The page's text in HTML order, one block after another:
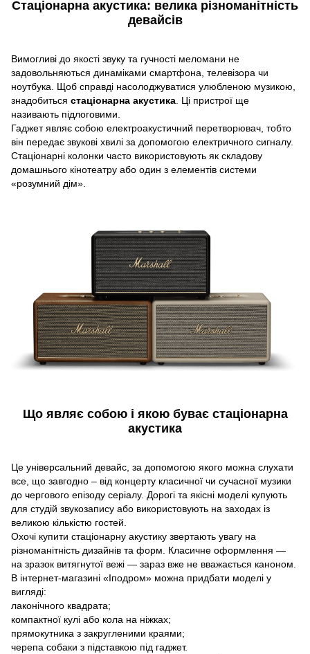
Стаціонарна акустика: велика різноманітність
девайсів
Вимогливі до якості звуку та гучності меломани не
задовольняються динаміками смартфона, телевізора чи
ноутбука. Щоб справді насолоджуватися улюбленою музикою,
знадобиться стаціонарна акустика. Ці пристрої ще
називають підлоговими.
Гаджет являє собою електроакустичний перетворювач, тобто
він передає звукові хвилі за допомогою електричного сигналу.
Стаціонарні колонки часто використовують як складову
домашнього кінотеатру або один з елементів системи
«розумний дім».
Що являє собою і якою буває стаціонарна
акустика
Це універсальний девайс, за допомогою якого можна слухати
все, що завгодно – від концерту класичної чи сучасної музики
до чергового епізоду серіалу. Дорогі та якісні моделі купують
для студій звукозапису або використовують на заходах із
великою кількістю гостей.
Охочі купити стаціонарну акустику звертають увагу на
різноманітність дизайнів та форм. Класичне оформлення —
на зразок витягнутої вежі — зараз вже не вважається каноном.
В інтернет-магазині «Іподром» можна придбати моделі у
вигляді:
лаконічного квадрата;
компактної кулі або кола на ніжках;
прямокутника з закругленими краями;
черепа собаки з підставкою під гаджет.